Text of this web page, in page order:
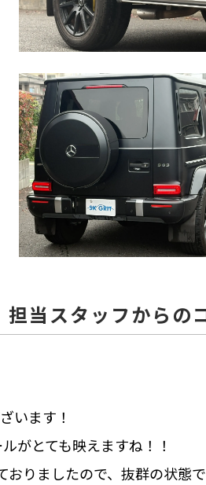
担当スタッフからの
います！
がとても映えますね！！
りましたので、抜群の状態で